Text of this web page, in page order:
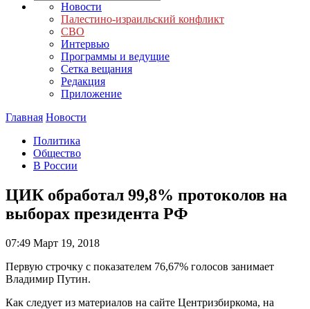
Новости
Палестино-израильский конфликт
СВО
Интервью
Программы и ведущие
Сетка вещания
Редакция
Приложение
Главная Новости
Политика
Общество
В России
ЦИК обработал 99,8% протоколов на
выборах президента РФ
07:49 Март 19, 2018
Первую строчку с показателем 76,67% голосов занимает
Владимир Путин.
Как следует из материалов на сайте Центризбиркома, на